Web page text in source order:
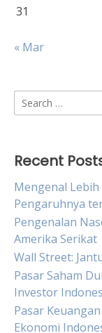
31
« Mar
Search
for:
Recent
Mengenal Lebih
Pengaruhnya
Pengenalan
Amerika Serikat
Wall Street:
Pasar Saham
Investor
Pasar
Ekonomi